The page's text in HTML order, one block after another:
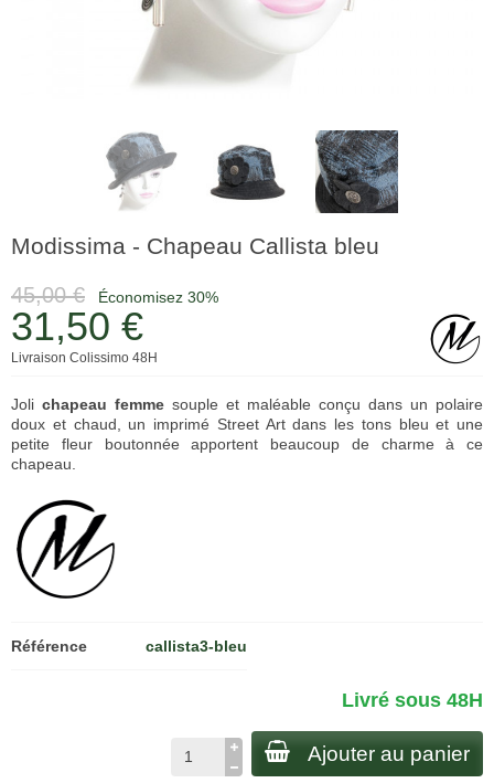
Modissima - Chapeau Callista bleu
45,00 € Économisez 30%
31,50 €
Livraison Colissimo 48H
Joli chapeau femme souple et maléable conçu dans un polaire
doux et chaud, un imprimé Street Art dans les tons bleu et une
petite fleur boutonnée apportent beaucoup de charme à ce
chapeau.
Référence callista3-bleu
Livré sous 48H
Ajouter au panier